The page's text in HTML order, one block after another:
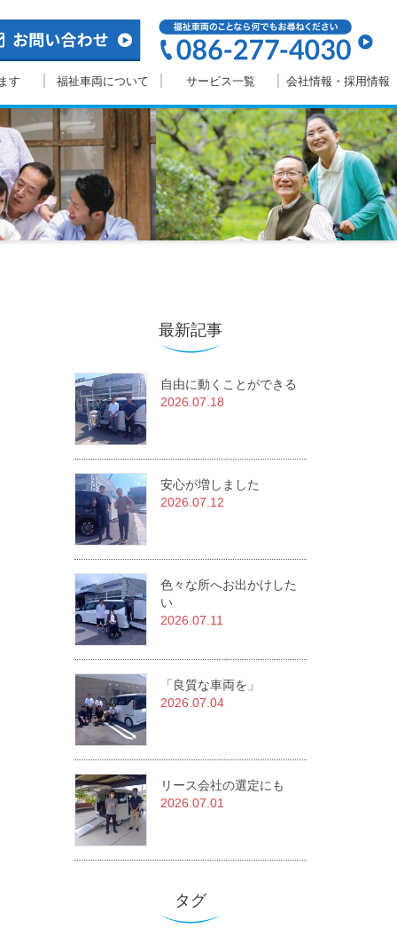
す 福祉車両について サービス一覧 会社情報・採用情報
最新記事
自由に動くことができる
2026.07.18
安心が増しました
2026.07.12
色々な所へお出かけした
い
2026.07.11
「良質な車両を」
2026.07.04
リース会社の選定にも
2026.07.01
タグ